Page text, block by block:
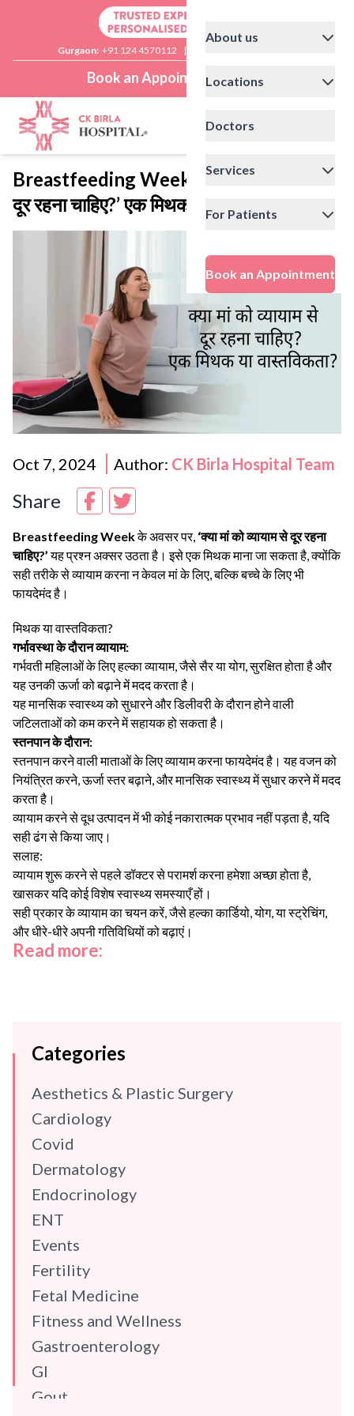
Gurgaon: +91 124 4570112 |
Book an Appointment
About us
Locations
Doctors
Services
For Patients
Book an Appointment
Breastfeeding Week: ‘क्या मां को व्यायाम से
दूर रहना चाहिए?’ एक मिथक या वास्तविकता?
Oct 7, 2024 Author: CK Birla Hospital Team
Share
Breastfeeding Weekके अवसर पर, ‘क्या मां को व्यायाम से दूर रहना
चाहिए?’यह प्रश्न अक्सर उठता है। इसे एक मिथक माना जा सकता है, क्योंकि
सही तरीके से व्यायाम करना न केवल मां के लिए, बल्कि बच्चे के लिए भी
फायदेमंद है।
मिथक या वास्तविकता?
गर्भावस्था के दौरान व्यायाम:
गर्भवती महिलाओं के लिए हल्का व्यायाम, जैसे सैर या योग, सुरक्षित होता है और
यह उनकी ऊर्जा को बढ़ाने में मदद करता है।
यह मानसिक स्वास्थ्य को सुधारने और डिलीवरी के दौरान होने वाली
जटिलताओं को कम करने में सहायक हो सकता है।
स्तनपान के दौरान:
स्तनपान करने वाली माताओं के लिए व्यायाम करना फायदेमंद है। यह वजन को
नियंत्रित करने, ऊर्जा स्तर बढ़ाने, और मानसिक स्वास्थ्य में सुधार करने में मदद
करता है।
व्यायाम करने से दूध उत्पादन में भी कोई नकारात्मक प्रभाव नहीं पड़ता है, यदि
सही ढंग से किया जाए।
सलाह:
व्यायाम शुरू करने से पहले डॉक्टर से परामर्श करना हमेशा अच्छा होता है,
खासकर यदि कोई विशेष स्वास्थ्य समस्याएँ हों।
सही प्रकार के व्यायाम का चयन करें, जैसे हल्का कार्डियो, योग, या स्ट्रेचिंग,
और धीरे-धीरे अपनी गतिविधियों को बढ़ाएं।
Read more:
Categories
Aesthetics & Plastic Surgery
Cardiology
Covid
Dermatology
Endocrinology
ENT
Events
Fertility
Fetal Medicine
Fitness and Wellness
Gastroenterology
GI
Gout